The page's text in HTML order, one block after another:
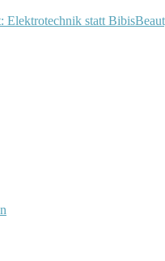
Elektrotechnik statt